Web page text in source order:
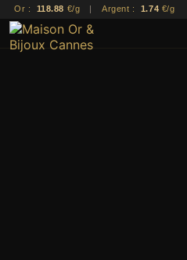
Or : 118.88 €/g | Argent : 1.74 €/g